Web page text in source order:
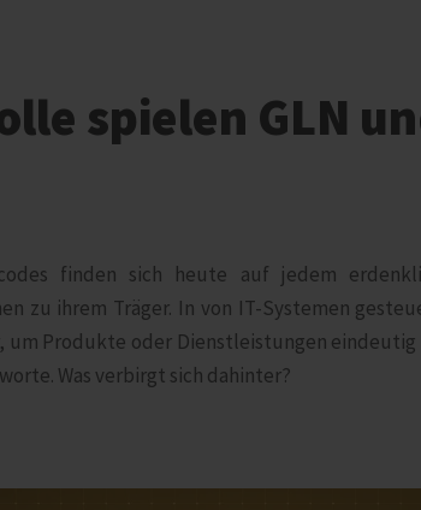
spielen GLN
finden sich heute auf jedem
zu ihrem Träger. In von IT-Systemen
um Produkte oder Dienstleistungen
Was verbirgt sich dahinter?